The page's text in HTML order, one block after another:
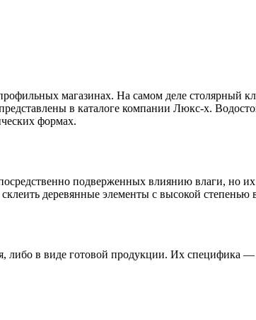
магазинах. На самом деле столярный
в каталоге компании Люкс-х.
формах.
подверженных влиянию влаги, но
деревянные элементы с высокой степенью
либо в виде готовой продукции. Их специфика —